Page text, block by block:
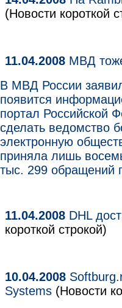
(Новости короткой
11.04.2008 МВД
В МВД России
появится
портал Российской
сделать ведомство
электронную
приняла лишь
тыс. 299 обращений
11.04.2008 DHL
короткой строкой)
10.04.2008
Systems (Новости